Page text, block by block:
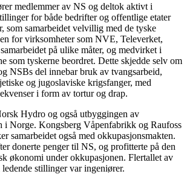
medlemmer av NS og deltok aktivt i
for både bedrifter og offentlige etater
som samarbeidet velvillig med de tyske
for virksomheter som NVE, Televerket,
på ulike måter, og medvirket i
som tyskerne beordret. Dette skjedde selv om
NSBs del innebar bruk av tvangsarbeid,
og jugoslaviske krigsfanger, med
i form av tortur og drap.
Hydro og også utbyggingen av
i Norge. Kongsberg Våpenfabrikk og Raufoss
samarbeidet også med okkupasjonsmakten.
donerte penger til NS, og profitterte på den
økonomi under okkupasjonen. Flertallet av
stillinger var ingeniører.